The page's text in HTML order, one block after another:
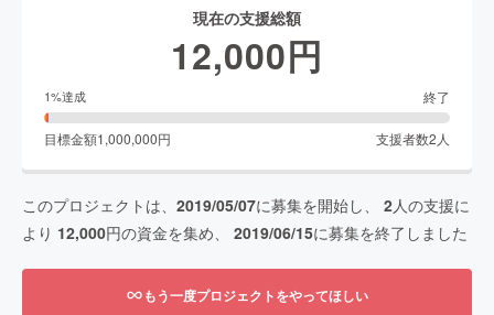
現在の支援総額
12,000円
1%達成 終了
目標金額1,000,000円 支援者数2 人
このプロジェクトは、 2019/05/07に募集を開始し、 2人の支援に
より 12,000円の資金を集め、 2019/06/15に募集を終了しました
もう一度プロジェクトをやってほしい